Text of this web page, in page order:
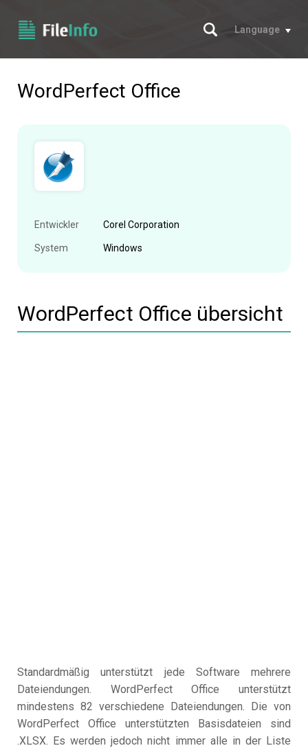
Suche
Language
WordPerfect Office
Entwickler Corel Corporation
System Windows
WordPerfect Office übersicht
Standardmäßig unterstützt jede Software mehrere
Dateiendungen. WordPerfect Office unterstützt
mindestens 82 verschiedene Dateiendungen. Die von
WordPerfect Office unterstützten Basisdateien sind
.XLSX. Es werden jedoch nicht immer alle in der Liste